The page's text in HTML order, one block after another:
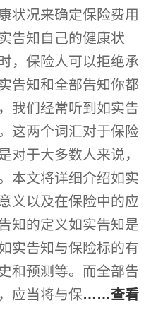
状况来确定保险费用
告知自己的健康状
，保险人可以拒绝承
告知和全部告知你都
我们经常听到如实告
这两个词汇对于保险
对于大多数人来说，
本文将详细介绍如实
义以及在保险中的应
知的定义如实告知是
实告知与保险标的有
和预测等。而全部告
应当将与保……查看